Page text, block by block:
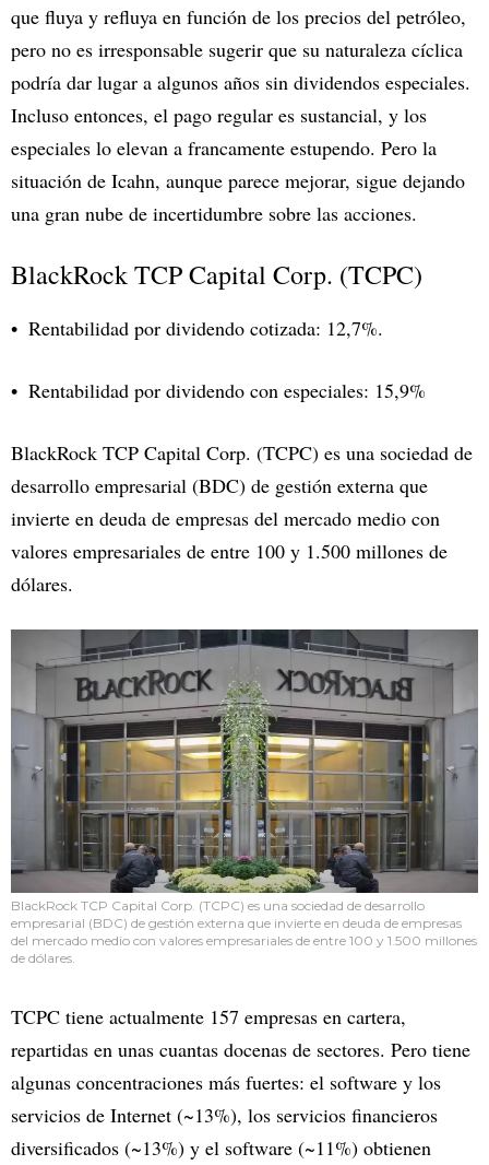
que fluya y refluya en función de los precios del petróleo,
pero no es irresponsable sugerir que su naturaleza cíclica
podría dar lugar a algunos años sin dividendos especiales.
Incluso entonces, el pago regular es sustancial, y los
especiales lo elevan a francamente estupendo. Pero la
situación de Icahn, aunque parece mejorar, sigue dejando
una gran nube de incertidumbre sobre las acciones.
BlackRock TCP Capital Corp. (TCPC)
Rentabilidad por dividendo cotizada: 12,7%.
Rentabilidad por dividendo con especiales: 15,9%
BlackRock TCP Capital Corp. (TCPC) es una sociedad de
desarrollo empresarial (BDC) de gestión externa que
invierte en deuda de empresas del mercado medio con
valores empresariales de entre 100 y 1.500 millones de
dólares.
BlackRock TCP Capital Corp. (TCPC) es una sociedad de desarrollo
empresarial (BDC) de gestión externa que invierte en deuda de empresas
del mercado medio con valores empresariales de entre 100 y 1.500 millones
de dólares.
TCPC tiene actualmente 157 empresas en cartera,
repartidas en unas cuantas docenas de sectores. Pero tiene
algunas concentraciones más fuertes: el software y los
servicios de Internet (~13%), los servicios financieros
diversificados (~13%) y el software (~11%) obtienen